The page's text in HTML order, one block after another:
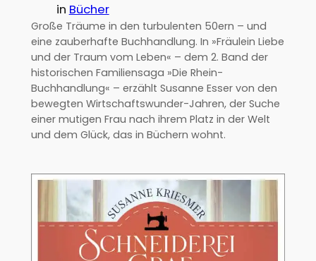
in Bücher
Große Träume in den turbulenten 50ern – und
eine zauberhafte Buchhandlung. In »Fräulein Liebe
und der Traum vom Leben« – dem 2. Band der
historischen Familiensaga »Die Rhein-
Buchhandlung« – erzählt Susanne Esser von den
bewegten Wirtschaftswunder-Jahren, der Suche
einer mutigen Frau nach ihrem Platz in der Welt
und dem Glück, das in Büchern wohnt.